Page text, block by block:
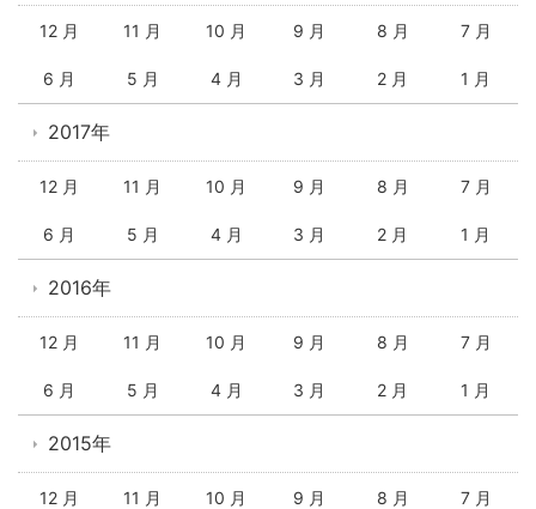
12 月 11 月 10 月 9 月 8 月 7 月
6 月 5 月 4 月 3 月 2 月 1 月
2017年
12 月 11 月 10 月 9 月 8 月 7 月
6 月 5 月 4 月 3 月 2 月 1 月
2016年
12 月 11 月 10 月 9 月 8 月 7 月
6 月 5 月 4 月 3 月 2 月 1 月
2015年
12 月 11 月 10 月 9 月 8 月 7 月